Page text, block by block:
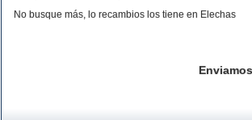
No busque más, lo recambios los tiene en Elechas